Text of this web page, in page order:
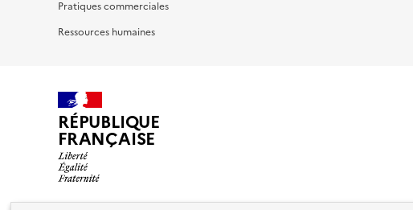
Pratiques commerciales
Ressources humaines
RÉPUBLIQUE
FRANÇAISE